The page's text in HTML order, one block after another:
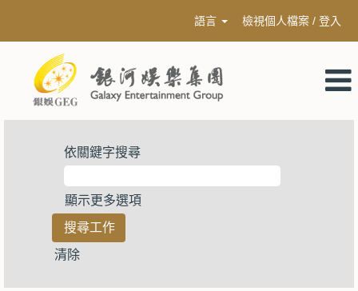
語言 檢視個人檔案 / 登入
依關鍵字搜尋
顯示更多選項
清除